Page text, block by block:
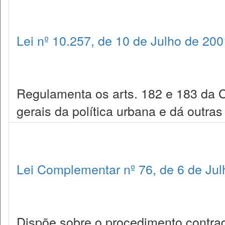
Lei nº 10.257, de 10 de Julho de
Regulamenta os arts. 182 e 183 da
gerais da política urbana e dá
Lei Complementar nº 76, de 6 de